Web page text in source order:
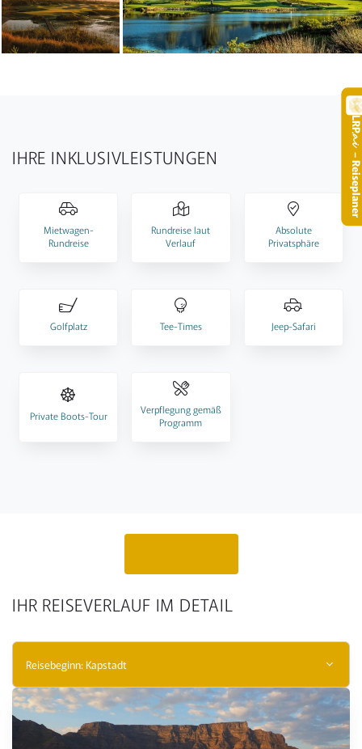
–
IHRE INKLUSIVLEISTUNGEN
Mietwagen-
Rundreise
Rundreise laut
Verlauf
Absolute
Privatsphäre
Golfplatz Tee-Times Jeep-Safari
Private Boots-Tour
Verpflegung gemäß
Programm
IHR REISEVERLAUF IM DETAIL
Reisebeginn: Kapstadt